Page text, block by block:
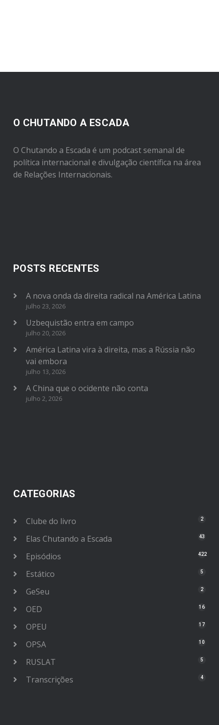
O CHUTANDO A ESCADA
O Chutando a Escada é um podcast semanal de
política internacional e divulgação científica na área
de Relações Internacionais.
POSTS RECENTES
A nova onda da direita radical na América Latina
julho 23, 2026
Uzbequistão entra em campo
julho 20, 2026
América Latina vira à direita, mas a Rússia não
vai embora
julho 13, 2026
A China que o ocidente não conta
julho 2, 2026
CATEGORIAS
Clube do livro 2
Elas Chutando a Escada 43
Episódios 422
Estático 5
GeSeu 2
OED 16
OPEU 17
OPSA 10
RUSLAT 5
Transcrições 4